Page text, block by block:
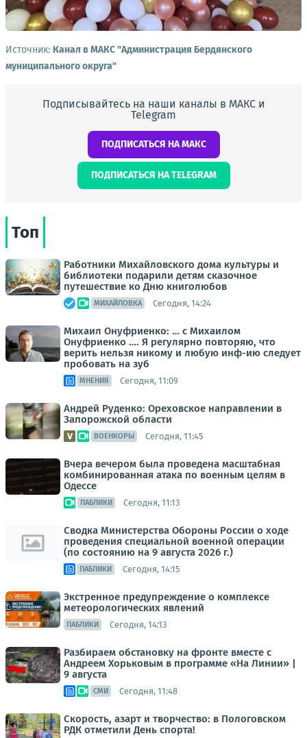
Источник: Канал в МАКС "Администрация Бердянского
муниципального округа"
Подписывайтесь на наши каналы в МАКС и
Telegram
ПОДПИСАТЬСЯ НА МАКС
ПОДПИСАТЬСЯ НА TELEGRAM
Топ
Работники Михайловского дома культуры и
библиотеки подарили детям сказочное
путешествие ко Дню книголюбов
МИХАЙЛОВКА Сегодня, 14:24
Михаил Онуфриенко: … с Михаилом
Онуфриенко …. Я регулярно повторяю, что
верить нельзя никому и любую инф-ию следует
пробовать на зуб
МНЕНИЯ Сегодня, 11:09
Андрей Руденко: Ореховское направлении в
Запорожской области
ВОЕНКОРЫ Сегодня, 11:45
Вчера вечером была проведена масштабная
комбинированная атака по военным целям в
Одессе
ПАБЛИКИ Сегодня, 11:13
Сводка Министерства Обороны России о ходе
проведения специальной военной операции
(по состоянию на 9 августа 2026 г.)
ПАБЛИКИ Сегодня, 14:15
Экстренное предупреждение о комплексе
метеорологических явлений
ПАБЛИКИ Сегодня, 14:13
Разбираем обстановку на фронте вместе с
Андреем Хорьковым в программе «На Линии» |
9 августа
СМИ Сегодня, 11:48
Скорость, азарт и творчество: в Пологовском
РДК отметили День спорта!